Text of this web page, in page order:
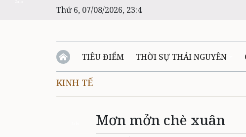
Thứ 6, 07/08/2026, 23:4
TIÊU ĐIỂM THỜI SỰ THÁI NGUYÊN
KINH TẾ
Mơn mởn chè xuân